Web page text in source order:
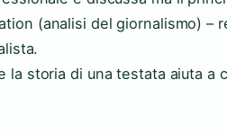
(analisi del giornalismo) –
la storia di una testata aiuta a